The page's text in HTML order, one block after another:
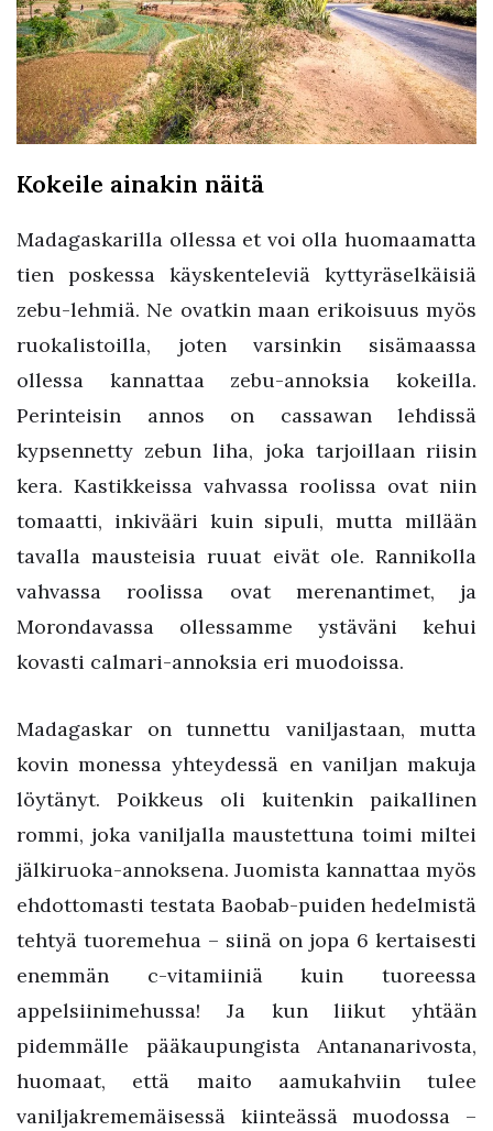
Kokeile ainakin näitä
Madagaskarilla ollessa et voi olla huomaamatta
tien poskessa käyskenteleviä kyttyräselkäisiä
zebu-lehmiä. Ne ovatkin maan erikoisuus myös
ruokalistoilla, joten varsinkin sisämaassa
ollessa kannattaa zebu-annoksia kokeilla.
Perinteisin annos on cassawan lehdissä
kypsennetty zebun liha, joka tarjoillaan riisin
kera. Kastikkeissa vahvassa roolissa ovat niin
tomaatti, inkivääri kuin sipuli, mutta millään
tavalla mausteisia ruuat eivät ole. Rannikolla
vahvassa roolissa ovat merenantimet, ja
Morondavassa ollessamme ystäväni kehui
kovasti calmari-annoksia eri muodoissa.
Madagaskar on tunnettu vaniljastaan, mutta
kovin monessa yhteydessä en vaniljan makuja
löytänyt. Poikkeus oli kuitenkin paikallinen
rommi, joka vaniljalla maustettuna toimi miltei
jälkiruoka-annoksena. Juomista kannattaa myös
ehdottomasti testata Baobab-puiden hedelmistä
tehtyä tuoremehua – siinä on jopa 6 kertaisesti
enemmän c-vitamiiniä kuin tuoreessa
appelsiinimehussa! Ja kun liikut yhtään
pidemmälle pääkaupungista Antananarivosta,
huomaat, että maito aamukahviin tulee
vaniljakrememäisessä kiinteässä muodossa –